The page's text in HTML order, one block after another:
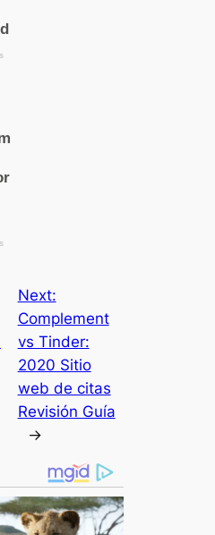
Next:
Complement
vs Tinder:
2020 Sitio
web de citas
Revisión Guía
→